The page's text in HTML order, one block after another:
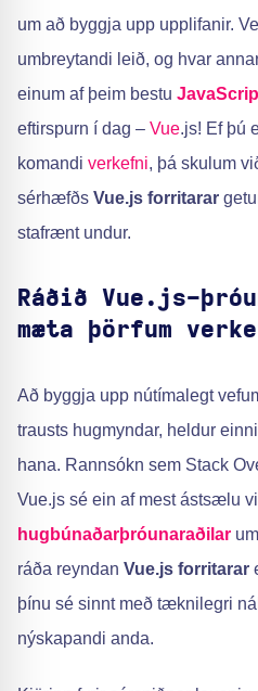
um að byggja upp upplifanir.
umbreytandi leið, og hvar
einum af þeim bestu
eftirspurn í dag – Vue.js! Ef þú
komandi verkefni, þá skulum
sérhæfðs Vue.js forritarar
stafrænt undur.
Ráðið Vue.js-
mæta þörfum
Að byggja upp nútímalegt
trausts hugmyndar, heldur
hana. Rannsókn sem Stack
Vue.js sé ein af mest ástsælu
hugbúnaðarþróunaraðilar
ráða reyndan Vue.js forritarar
þínu sé sinnt með tæknilegri
nýskapandi anda.